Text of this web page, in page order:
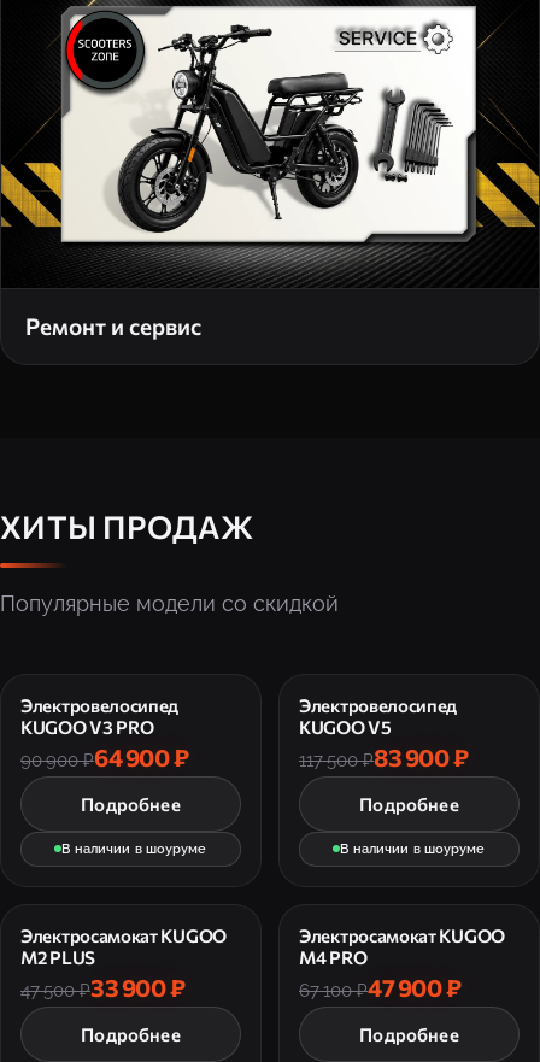
Ремонт и сервис
ХИТЫ ПРОДАЖ
Популярные модели со скидкой
Электровелосипед
KUGOO V3 PRO
90 900 ₽64 900 ₽
Подробнее
В наличии в шоуруме
Электровелосипед
KUGOO V5
117 500 ₽83 900 ₽
Подробнее
В наличии в шоуруме
Электросамокат KUGOO
M2 PLUS
47 500 ₽33 900 ₽
Подробнее
Электросамокат KUGOO
M4 PRO
67 100 ₽47 900 ₽
Подробнее